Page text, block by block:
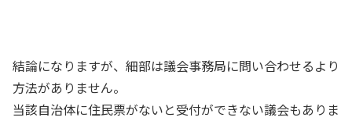
結論になりますが、細部は議会事務局に問い合わせるより
方法がありません。
当該自治体に住民票がないと受付ができない議会もありま